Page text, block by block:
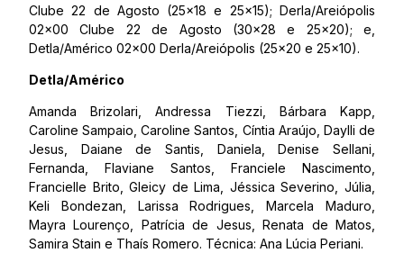
Clube 22 de Agosto (25×18 e 25×15); Derla/Areiópolis
02×00 Clube 22 de Agosto (30×28 e 25×20); e,
Detla/Américo 02×00 Derla/Areiópolis (25×20 e 25×10).
Detla/Américo
Amanda Brizolari, Andressa Tiezzi, Bárbara Kapp,
Caroline Sampaio, Caroline Santos, Cíntia Araújo, Daylli de
Jesus, Daiane de Santis, Daniela, Denise Sellani,
Fernanda, Flaviane Santos, Franciele Nascimento,
Francielle Brito, Gleicy de Lima, Jéssica Severino, Júlia,
Keli Bondezan, Larissa Rodrigues, Marcela Maduro,
Mayra Lourenço, Patrícia de Jesus, Renata de Matos,
Samira Stain e Thaís Romero. Técnica: Ana Lúcia Periani.